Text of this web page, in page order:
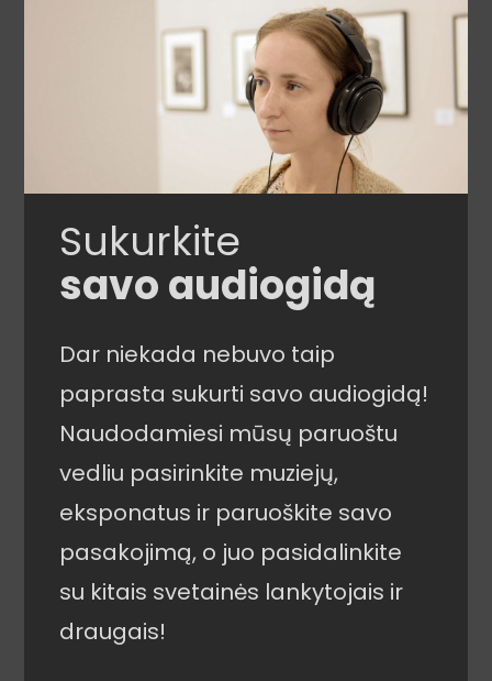
Sukurkite
savo audiogidą
Dar niekada nebuvo taip
paprasta sukurti savo audiogidą!
Naudodamiesi mūsų paruoštu
vedliu pasirinkite muziejų,
eksponatus ir paruoškite savo
pasakojimą, o juo pasidalinkite
su kitais svetainės lankytojais ir
draugais!